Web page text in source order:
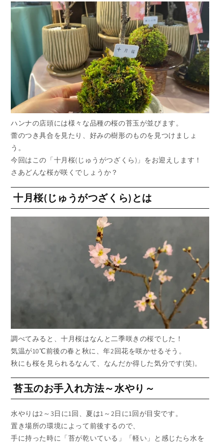
ハンナの店頭には様々な品種の桜の苔玉が並びます。
蕾のつき具合を見たり、好みの樹形のものを見つけましょ
う。
今回はこの「十月桜(じゅうがつざくら)」をお迎えします！
さあどんな桜が咲くでしょうか？
十月桜(じゅうがつざくら)とは
調べてみると、十月桜はなんと二季咲きの桜でした！
気温が10℃前後の春と秋に、年2回花を咲かせるそう。
秋にも桜を見られるなんて、なんだか得した気分です(笑)。
苔玉のお手入れ方法～水やり～
水やりは2～3日に1回、夏は1～2日に1回が目安です。
置き場所の環境によって前後するので、
手に持った時に「苔が乾いている」「軽い」と感じたら水を